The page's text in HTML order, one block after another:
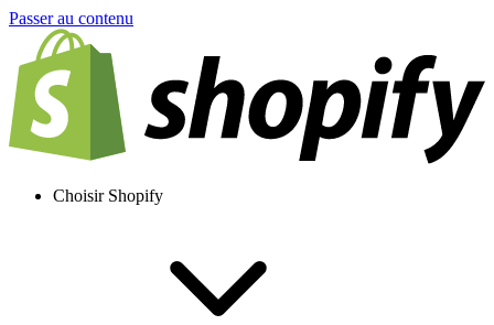
Passer au contenu
Choisir Shopify